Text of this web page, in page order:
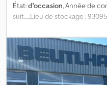
État:d'occasion, Année de
suit.....,Lieu de stockage :